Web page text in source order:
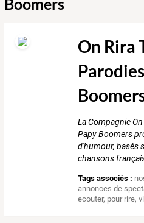
Boomers
On Rira
La Compagnie
Papy Boomers
d'humour, basés
chansons
Tags associés :
annonces de
ecouter, pour rire,